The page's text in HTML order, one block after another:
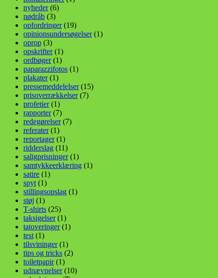
nyheder(6)
nødråb (3)
opfordringer(19)
opinionsundersøgelser(1)
oprop (3)
opskrifter(1)
ordbøger(1)
paparazzifotos (1)
plakater(1)
pressemeddelelser(15)
prisoverrækkelser(7)
profetier(1)
rapporter(7)
redegørelser(7)
referater(1)
reportager(1)
ridderslag (11)
saligprisninger(1)
samtykkeerklæring (1)
satire (1)
spyt (1)
stillingsopslag (1)
støj (1)
T-shirts (25)
taksigelser(1)
tatoveringer(1)
test (1)
tilsvininger(1)
tips og tricks (2)
toiletpapir(1)
udnævnelser(10)